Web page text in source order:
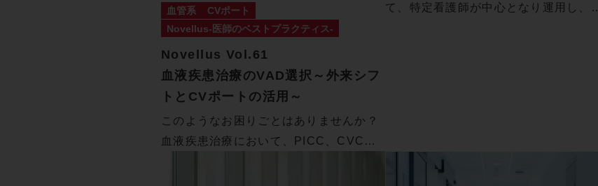
血管系
CVポート
Novellus-医師のベストプラクティス-
Novellus Vol.61
血液疾患治療のVAD選択～外来シフ
トとCVポートの活用～
このようなお困りごとはありませんか？
血液疾患治療において、PICC、CVC、
て、特定看護師が中心となり運用し、7